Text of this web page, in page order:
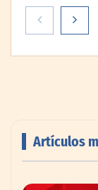
Theriva™
Artículos